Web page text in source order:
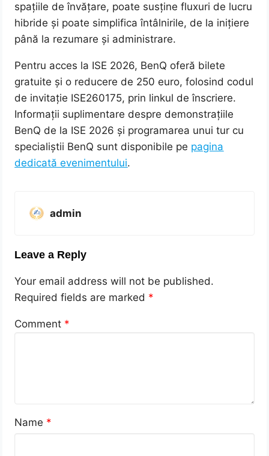
spațiile de învățare, poate susține fluxuri de lucru
hibride și poate simplifica întâlnirile, de la inițiere
până la rezumare și administrare.
Pentru acces la ISE 2026, BenQ oferă bilete
gratuite și o reducere de 250 euro, folosind codul
de invitație ISE260175, prin linkul de înscriere.
Informații suplimentare despre demonstrațiile
BenQ de la ISE 2026 și programarea unui tur cu
specialiștii BenQ sunt disponibile pe pagina
dedicată evenimentului.
admin
Leave a Reply
Your email address will not be published.
Required fields are marked *
Comment *
Name *